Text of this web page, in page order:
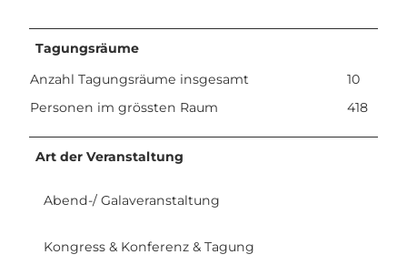
Tagungsräume
Anzahl Tagungsräume insgesamt
10
Personen im grössten Raum
418
Art der Veranstaltung
Abend-/ Galaveranstaltung
Kongress & Konferenz & Tagung